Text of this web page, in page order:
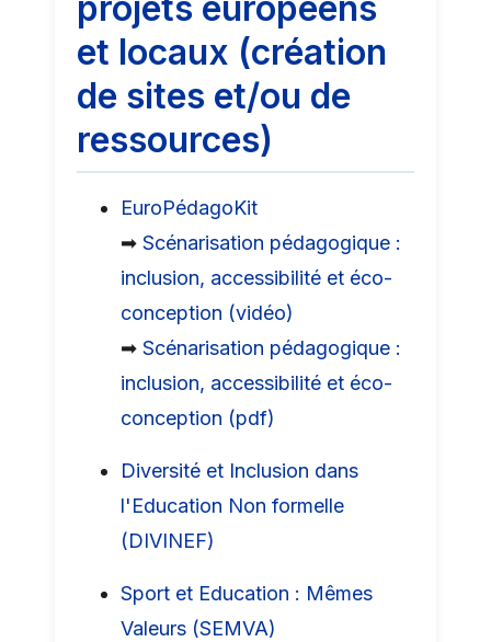
projets européens
et locaux (création
de sites et/ou de
ressources)
EuroPédagoKit
➡ Scénarisation pédagogique :
inclusion, accessibilité et éco-
conception (vidéo)
➡ Scénarisation pédagogique :
inclusion, accessibilité et éco-
conception (pdf)
Diversité et Inclusion dans
l'Education Non formelle
(DIVINEF)
Sport et Education : Mêmes
Valeurs (SEMVA)